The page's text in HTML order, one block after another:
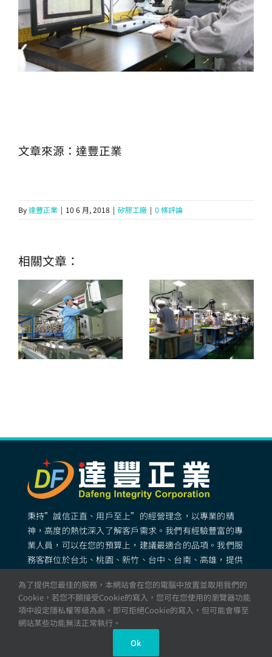
文章來源：達豐正業
By達豐正業 | 10 6 月, 2018 | 矽膠工廠 | 0 條評論
相關文章：
秉持”誠信正直、用戶至上”的經營理念，以專業的精
神，高度的熱忱深入了解客戶需求。我們有經驗豐富的專
業人員，可以在您的預算上，建議最適合的品項。我們服
務客群位於台北、桃園、新竹、台中、台南、高雄，提供
© All rights reserved. 達豐正業 – 矽膠製品・矽膠成型・
專業矽膠工廠
為了提供您最佳的服務，本網站會在您的電腦中放置並取用我們的
Cookie，若您不願接受Cookie的寫入，您可在您使用的瀏覽器功能
項中設定隱私權等級為高，即可拒絕Cookie的寫入，但可能會導至
網站某些功能無法正常執行。
Ok